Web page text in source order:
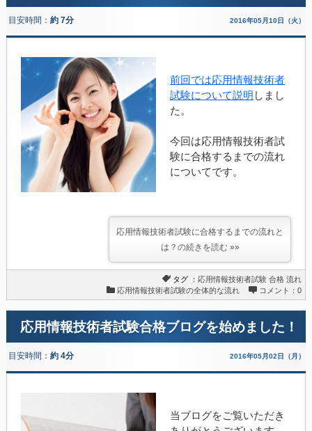
目安時間： 約 7分 2016年05月10日（火）
前回では応用情報技術者
試験について説明 しまし
た。
今回は応用情報技術者試
験に合格するまでの流れ
についてです。
応用情報技術者試験に合格するまでの流れと
は？の続きを読む »»
タグ ： 応用情報技術者試験 合格 流れ
応用情報技術者試験の全体的な流れ
コメント：0
応用情報技術者試験合格ブログを始めました！
目安時間： 約 4分 2016年05月02日（月）
当ブログをご覧いただき